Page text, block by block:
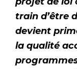
train d’être
devient
la qualité